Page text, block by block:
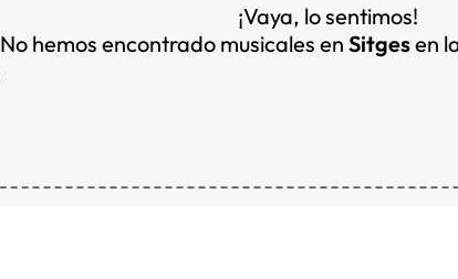
¡Vaya, lo sentimos!
No hemos encontrado musicales enSitgesen